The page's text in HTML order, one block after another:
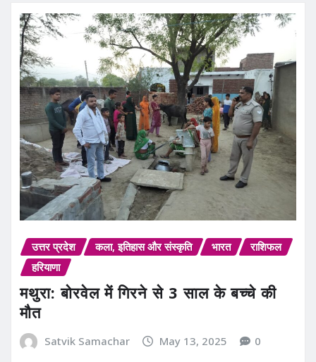
उत्तर प्रदेश कला, इतिहास और संस्कृति भारत
राशिफल
हरियाणा
मथुरा: बोरवेल में गिरने से 3 साल के बच्चे की
मौत
Satvik Samachar May 13, 2025 0